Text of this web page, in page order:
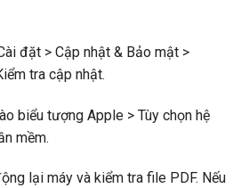
đặt > Cập nhật & Bảo mật >
tra cập nhật.
biểu tượng Apple > Tùy chọn hệ
mềm.
lại máy và kiểm tra file PDF. Nếu